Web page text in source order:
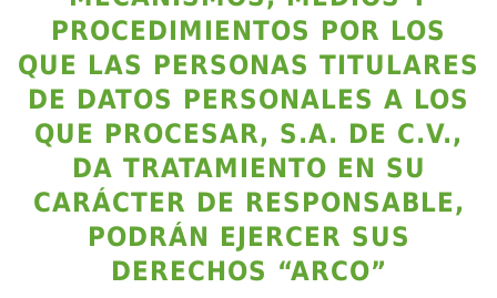
PROCEDIMIENTOS POR LOS
QUE LAS PERSONAS TITULARES
DE DATOS PERSONALES A LOS
QUE PROCESAR, S.A. DE C.V.,
DA TRATAMIENTO EN SU
CARÁCTER DE RESPONSABLE,
PODRÁN EJERCER SUS
DERECHOS “ARCO”